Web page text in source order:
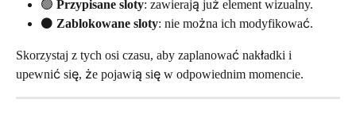
🟢 Przypisane sloty: zawierają już element wizualny.
⚫ Zablokowane sloty: nie można ich modyfikować.
Skorzystaj z tych osi czasu, aby zaplanować nakładki i
upewnić się, że pojawią się w odpowiednim momencie.